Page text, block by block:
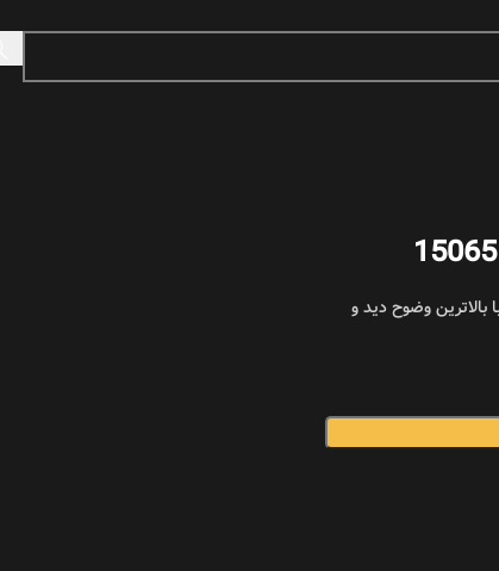
هنرمندان
بالاترین وضوح دید و